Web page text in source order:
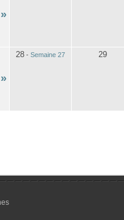
»
»
28 - Semaine 27 29